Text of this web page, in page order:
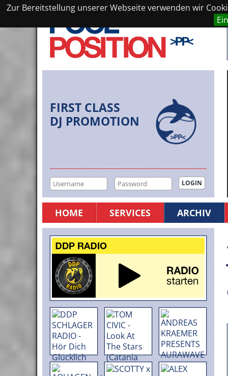
Zur Bereitstellung unserer Webseite verwenden wir
FIRST CLASS
DJ PROMOTION
HOME SERVICES ARCHIV